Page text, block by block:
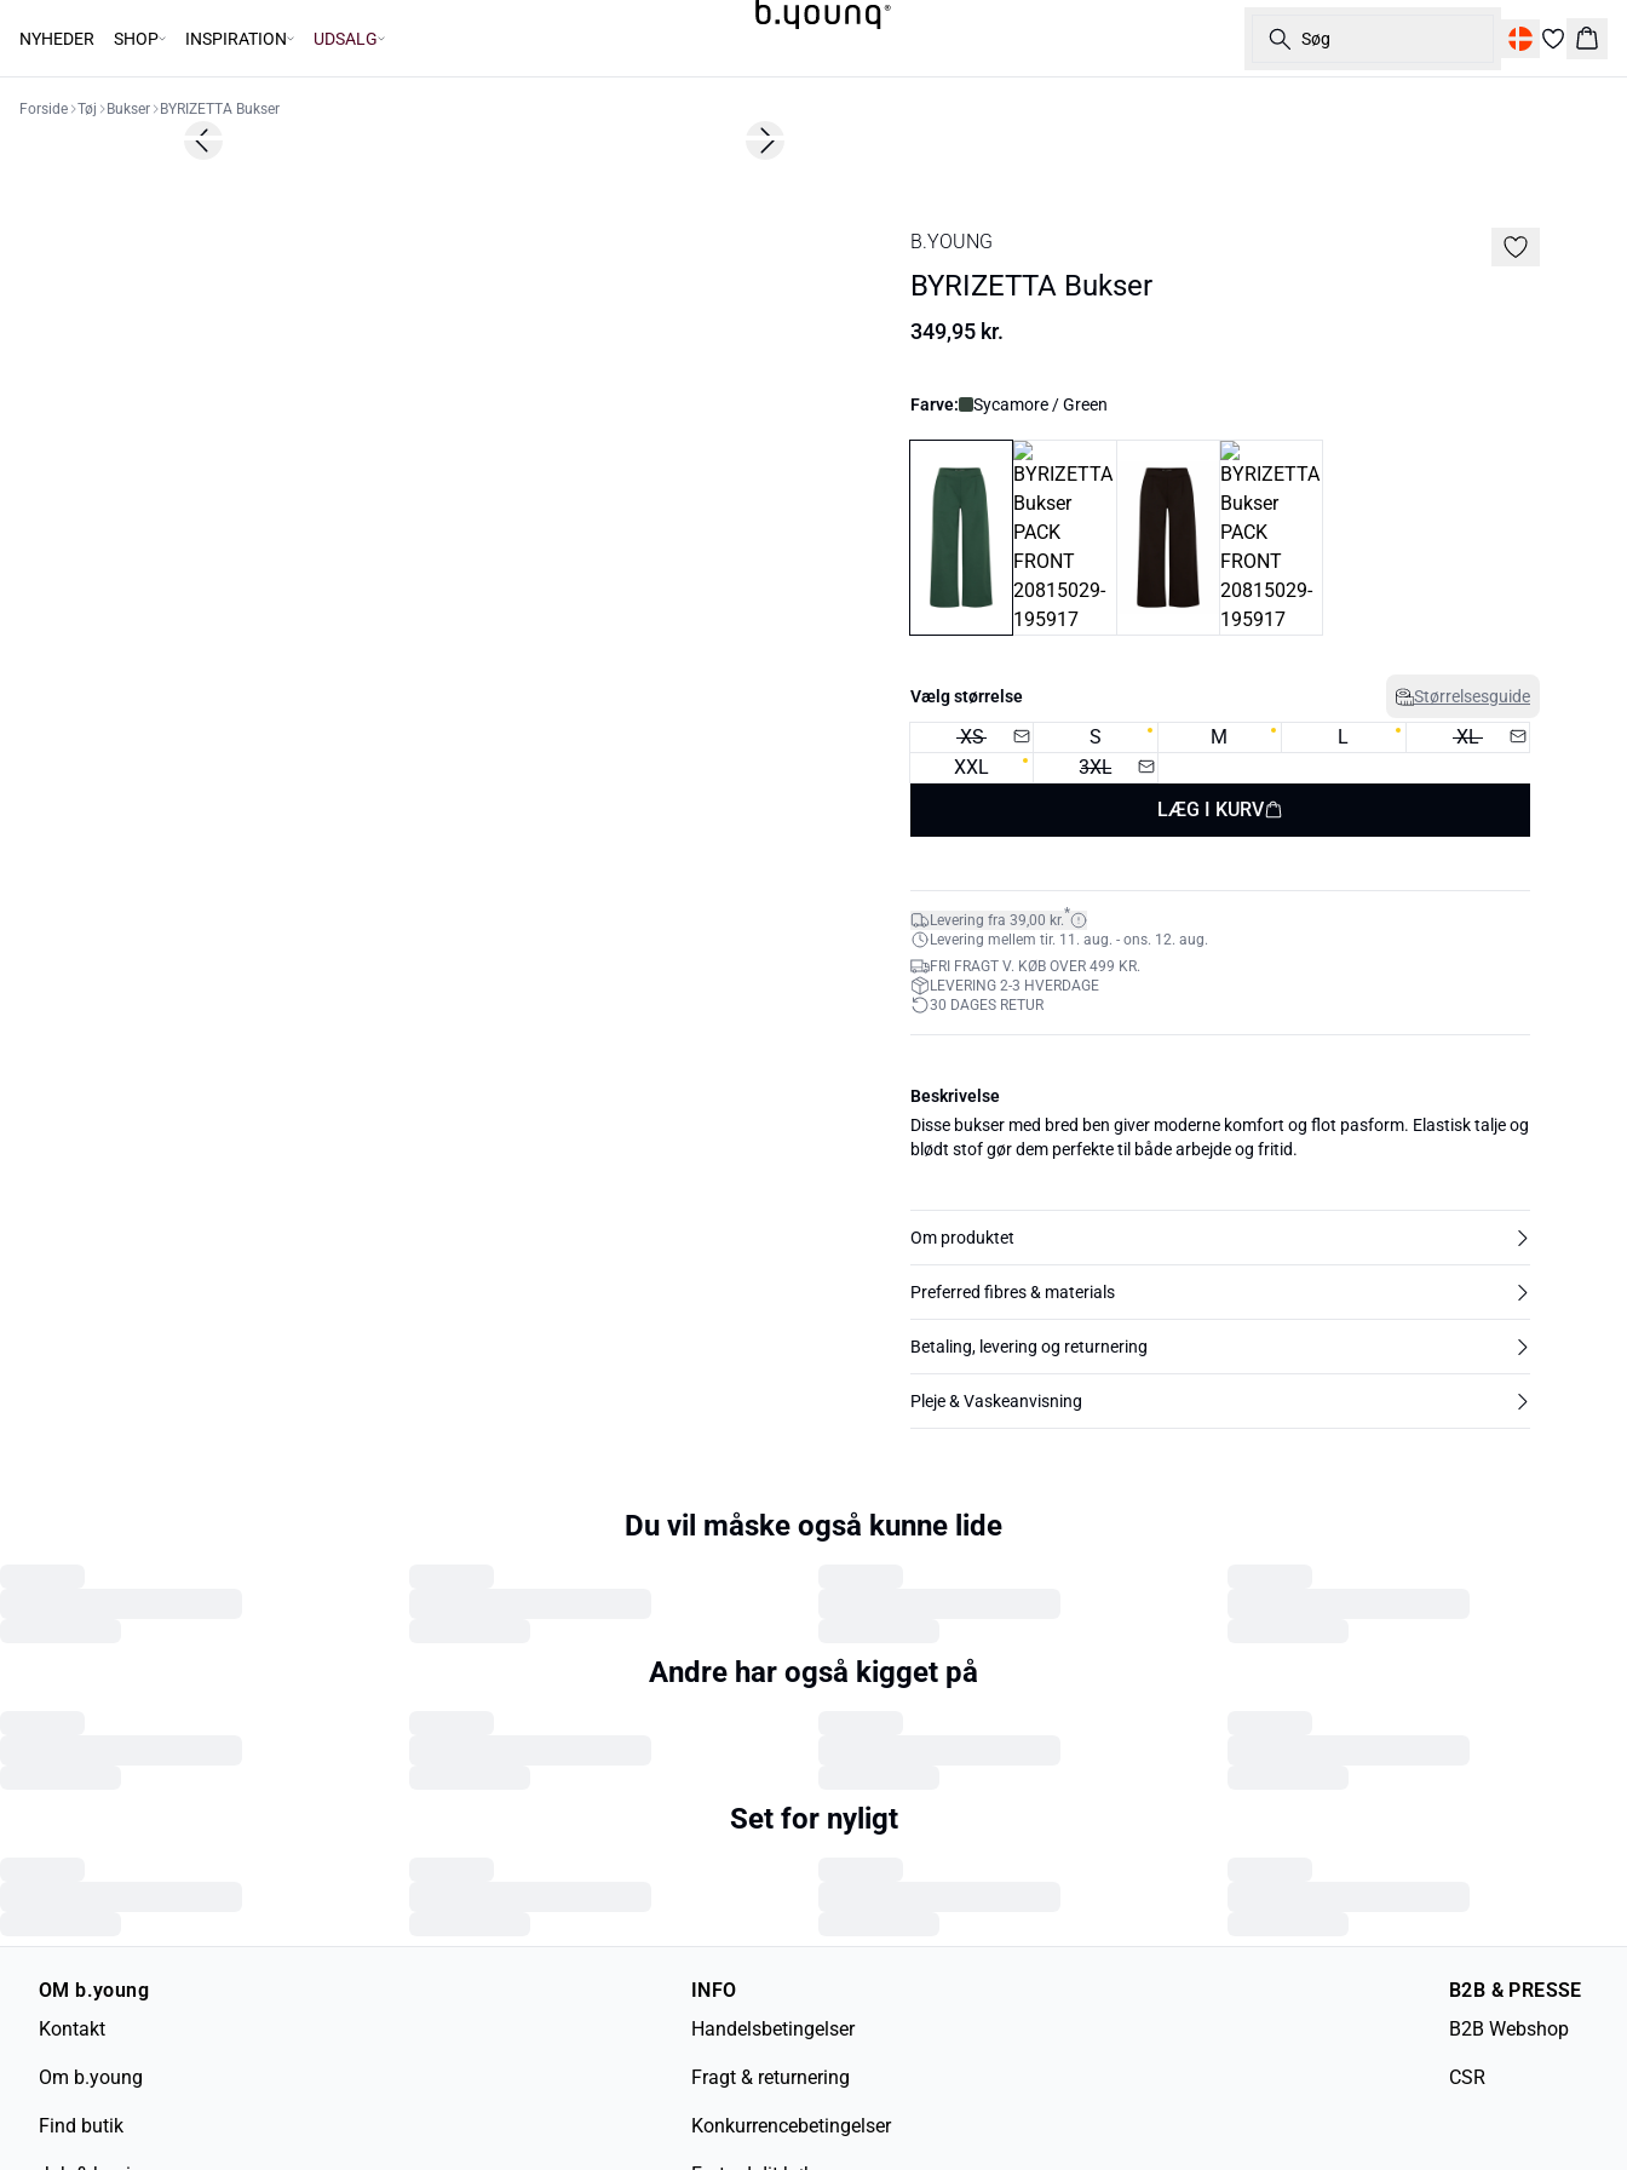
NYHEDER SHOP INSPIRATION UDSALG Søg
Kurv
Forside Tøj Bukser BYRIZETTA Bukser
Previous slide Next slide
B.YOUNG
BYRIZETTA Bukser
349,95 kr.
Farve: Sycamore / Green
Vælg størrelse Størrelsesguide
XS S M L
XL
XXL
3XL
LÆG I KURV
Levering fra 39,00 kr.*
Levering mellem tir. 11. aug. - ons. 12. aug.
FRI FRAGT V. KØB OVER 499 KR.
LEVERING 2-3 HVERDAGE
30 DAGES RETUR
Beskrivelse
Disse bukser med bred ben giver moderne komfort og flot pasform. Elastisk talje og
blødt stof gør dem perfekte til både arbejde og fritid.
Om produktet
Preferred fibres & materials
Betaling, levering og returnering
Pleje & Vaskeanvisning
Du vil måske også kunne lide
Andre har også kigget på
Set for nyligt
OM b.young
Kontakt
Om b.young
Find butik
INFO
Handelsbetingelser
Fragt & returnering
Konkurrencebetingelser
B2B & PRESSE
B2B Webshop
CSR